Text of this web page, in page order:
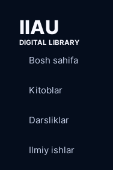
IIAU
DIGITAL LIBRARY
Bosh sahifa
Kitoblar
Darsliklar
Ilmiy ishlar